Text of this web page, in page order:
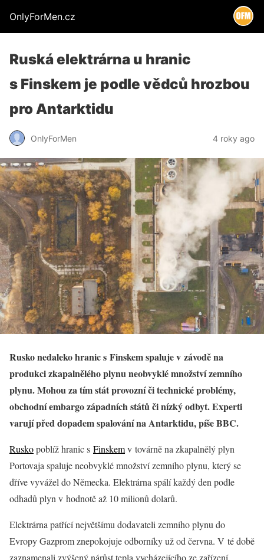
OnlyForMen.cz
Ruská elektrárna u hranic
s Finskem je podle vědců hrozbou
pro Antarktidu
OnlyForMen 4 roky ago
Rusko nedaleko hranic s Finskem spaluje v závodě na
produkci zkapalnělého plynu neobvyklé množství zemního
plynu. Mohou za tím stát provozní či technické problémy,
obchodní embargo západních států či nízký odbyt. Experti
varují před dopadem spalování na Antarktidu, píše BBC.
Ruskopoblíž hranic s Finskemv továrně na zkapalnělý plyn
Portovaja spaluje neobvyklé množství zemního plynu, který se
dříve vyvážel do Německa. Elektrárna spálí každý den podle
odhadů plyn v hodnotě až 10 milionů dolarů.
Elektrárna patřící největšímu dodavateli zemního plynu do
Evropy Gazprom znepokojuje odborníky už od června. V té době
zaznamenali zvýšený nárůst tepla vycházejícího ze zařízení.